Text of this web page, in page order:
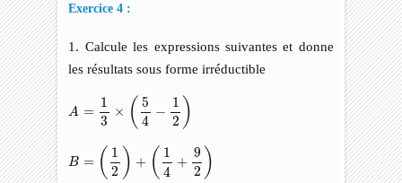
Exercice 4 :
1. Calcule les expressions suivantes et donne
les résultats sous forme irréductible
A =
1
3
× ( 5
4
−
1
2 )
3× −12
B = ( 1
2 ) + ( 1
4
+
9
2 )
2) + (1 2)